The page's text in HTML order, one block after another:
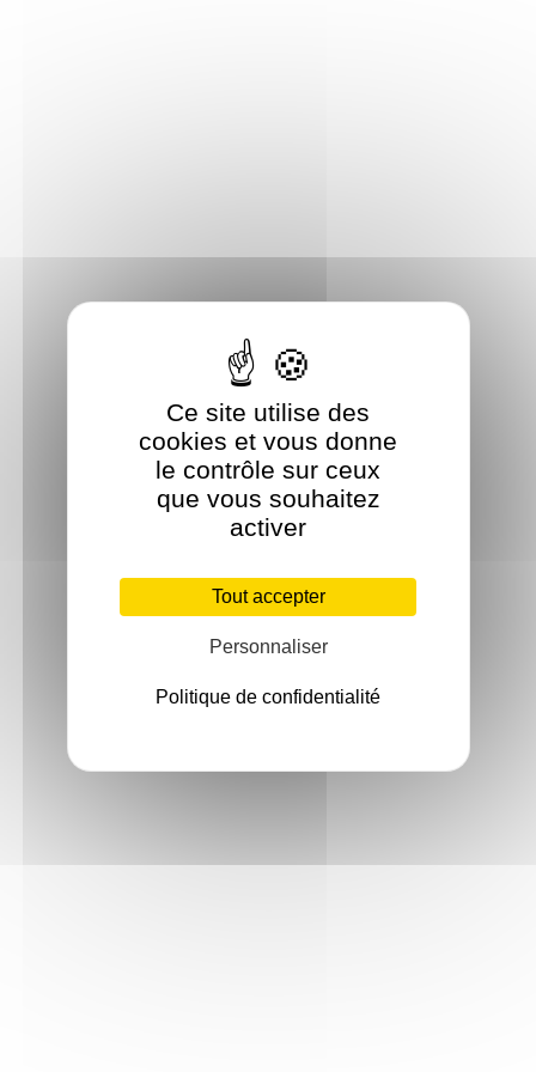
Ce site utilise des
cookies et vous donne
le contrôle sur ceux
que vous souhaitez
activer
Tout accepter
Personnaliser
Politique de confidentialité